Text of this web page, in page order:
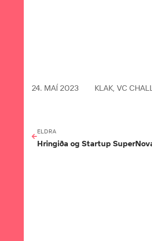
24. MAÍ 2023 KLAK ,VC
ELDRA
Hringiða og Startup